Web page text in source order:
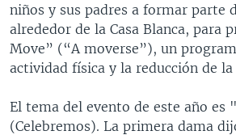
niños y sus padres a formar parte
alrededor de la Casa Blanca, para
Move” (“A moverse”), un
actividad física y la reducción de
El tema del evento de este año es "
(Celebremos). La primera dama